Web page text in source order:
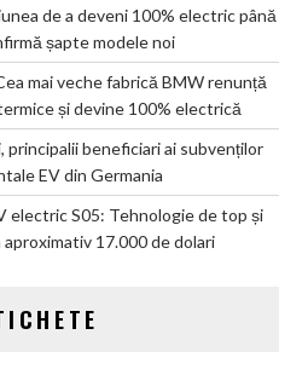
de a deveni 100% electric până
șapte modele noi
mai veche fabrică BMW renunță
și devine 100% electrică
beneficiari ai subvenților
EV din Germania
electric S05: Tehnologie de top și
aproximativ 17.000 de dolari